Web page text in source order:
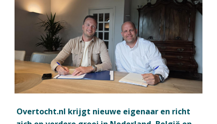
Overtocht.nl krijgt nieuwe eigenaar en richt